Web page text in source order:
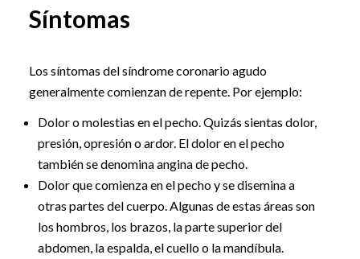
Síntomas
Los síntomas del síndrome coronario agudo
generalmente comienzan de repente. Por ejemplo:
Dolor o molestias en el pecho. Quizás sientas dolor,
presión, opresión o ardor. El dolor en el pecho
también se denomina angina de pecho.
Dolor que comienza en el pecho y se disemina a
otras partes del cuerpo. Algunas de estas áreas son
los hombros, los brazos, la parte superior del
abdomen, la espalda, el cuello o la mandíbula.